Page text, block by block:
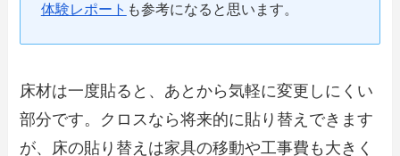
体験レポート も参考になると思います。
床材は一度貼ると、あとから気軽に変更しにくい
部分です。クロスなら将来的に貼り替えできます
が、床の貼り替えは家具の移動や工事費も大きく